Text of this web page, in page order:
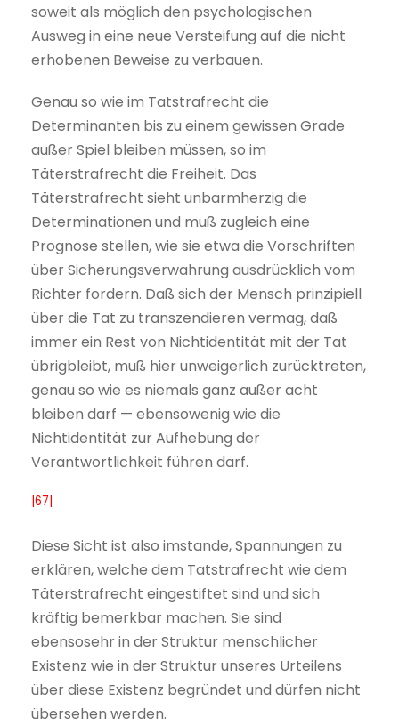
soweit als möglich den psychologischen
Ausweg in eine neue Versteifung auf die nicht
erhobenen Beweise zu verbauen.
Genau so wie im Tatstrafrecht die
Determinanten bis zu einem gewissen Grade
außer Spiel bleiben müssen, so im
Täterstrafrecht die Freiheit. Das
Täterstrafrecht sieht unbarmherzig die
Determinationen und muß zugleich eine
Prognose stellen, wie sie etwa die Vorschriften
über Sicherungsverwahrung ausdrücklich vom
Richter fordern. Daß sich der Mensch prinzipiell
über die Tat zu transzendieren vermag, daß
immer ein Rest von Nichtidentität mit der Tat
übrigbleibt, muß hier unweigerlich zurücktreten,
genau so wie es niemals ganz außer acht
bleiben darf — ebensowenig wie die
Nichtidentität zur Aufhebung der
Verantwortlichkeit führen darf.
|67|
Diese Sicht ist also imstande, Spannungen zu
erklären, welche dem Tatstrafrecht wie dem
Täterstrafrecht eingestiftet sind und sich
kräftig bemerkbar machen. Sie sind
ebensosehr in der Struktur menschlicher
Existenz wie in der Struktur unseres Urteilens
über diese Existenz begründet und dürfen nicht
übersehen werden.